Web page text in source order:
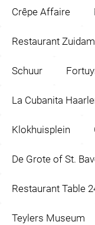
Crêpe Affaire
Restaurant Zuidam
Schuur
La Cubanita
Klokhuisplein
De Grote of St.
Restaurant Table
Teylers Museum